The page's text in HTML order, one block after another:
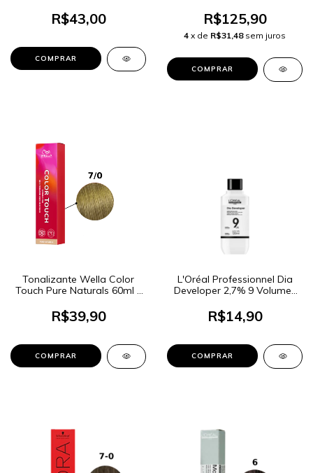
R$43,00 R$125,90
4 x de R$31,48 sem juros
Tonalizante Wella Color
Touch Pure Naturals 60ml -
R$39,90
L'Oréal Professionnel Dia
Developer 2,7% 9 Volumes
R$14,90